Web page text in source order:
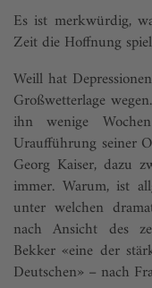
Es ist merkwürdig,
Zeit die Hoffnung
Weill hat
Großwetterlage
ihn wenige
Uraufführung seiner
Georg Kaiser, dazu
immer. Warum, ist
unter welchen
nach Ansicht des
Bekker «eine der
Deutschen» – nach